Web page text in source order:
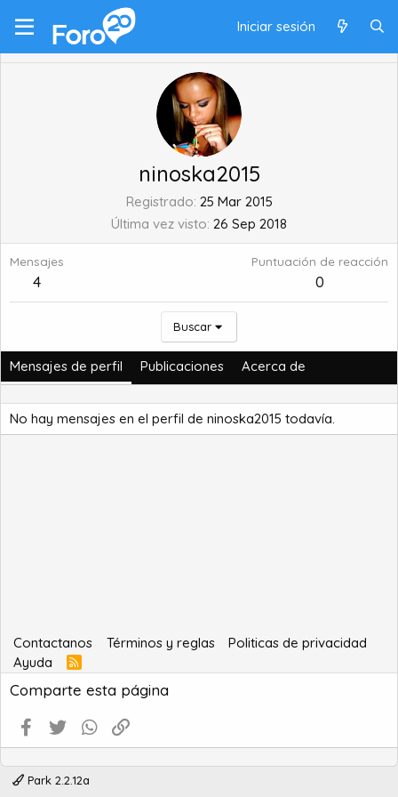
Iniciar sesión
ninoska2015
Registrado 25 Mar 2015
Última vez visto 26 Sep 2018
Mensajes
4
Puntuación de reacción
0
Buscar
Mensajes de perfil Publicaciones Acerca de
No hay mensajes en el perfil de ninoska2015 todavía.
Contactanos Términos y reglas
Politicas de privacidad
Ayuda
R
S
S
Comparte esta página
Facebook
Twitter WhatsApp
Park 2.2.12a